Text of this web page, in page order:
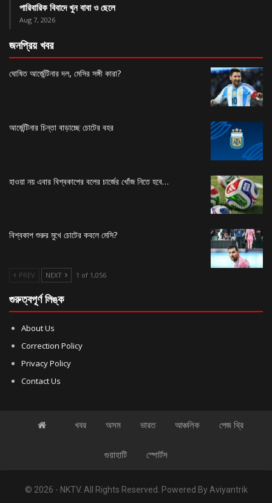
পারিবারিক বিবাদে খুন বাবা ও ছেলে
Aug 7, 2026
জনপ্রিয় খবর
ঘোষিত আর্জেন্টিনার দল, মেসির সঙ্গী কারা?
আর্জেন্টিনার চিন্তা বাড়াচ্ছে চোটের বহর
হাওয়া নয় এবার বিশ্বকাপের বলের চার্জের খোঁজ নিতে হবে…
বিশ্বকাপ শুরুর মুখে চোটের কবলে মেসি?
PREV NEXT 1 of 1,056
গুরুত্বপূর্ণ লিঙ্ক
About Us
Correction Policy
Privacy Policy
Contact Us
খবর অসম ভারত আঞ্চলিক পেজ থ্রি
গুয়াহাটি স্পোর্টস
© 2026 - NKTV. All Rights Reserved. Powered By Aviyantrik